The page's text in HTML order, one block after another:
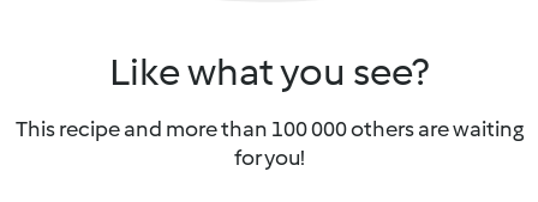
Like what you see?
This recipe and more than 100 000 others are waiting
for you!